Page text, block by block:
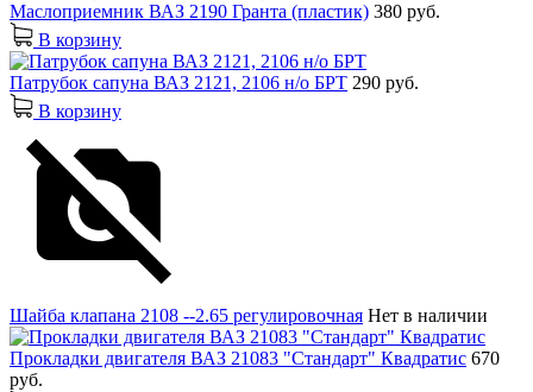
Маслоприемник ВАЗ 2190 Гранта (пластик) 380 руб.
В корзину
Патрубок сапуна ВАЗ 2121, 2106 н/о БРТ 290 руб.
В корзину
Шайба клапана 2108 --2.65 регулировочная Нет в наличии
Прокладки двигателя ВАЗ 21083 "Стандарт" Квадратис 670
руб.